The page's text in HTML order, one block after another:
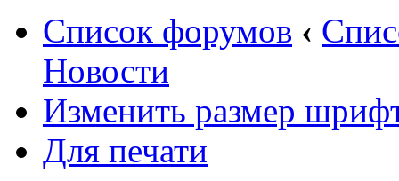
Список форумов ‹
Новости
Изменить размер
Для печати